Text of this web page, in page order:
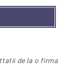
de la o firma